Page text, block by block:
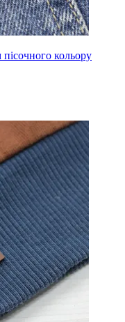
кольору